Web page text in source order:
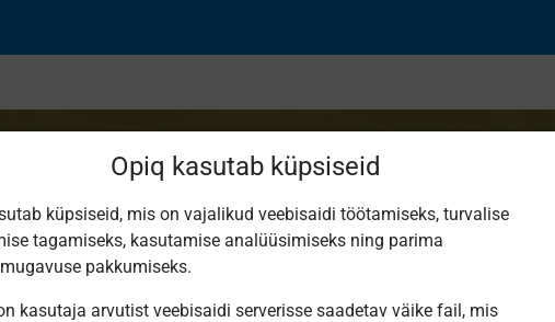
для 6 класса
Opiq kasutab küpsiseid
küpsiseid, mis on vajalikud veebisaidi töötamiseks, turvalise
tagamiseks, kasutamise analüüsimiseks ning parima
pakkumiseks.
kasutaja arvutist veebisaidi serverisse saadetav väike fail, mis